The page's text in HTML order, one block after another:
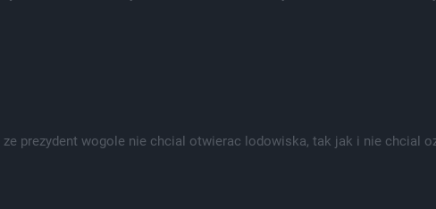
prezydent wogole nie chcial otwierac lodowiska, tak jak i nie chcial